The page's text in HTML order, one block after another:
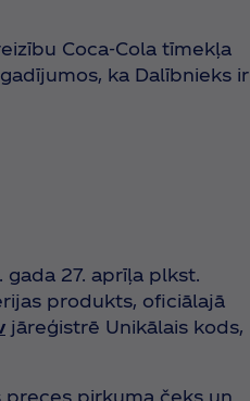
Coca‑Cola tīmekļa
ka Dalībnieks ir
27. aprīļa plkst.
produkts, oficiālajā
jāreģistrē Unikālais kods,
pirkuma čeks un